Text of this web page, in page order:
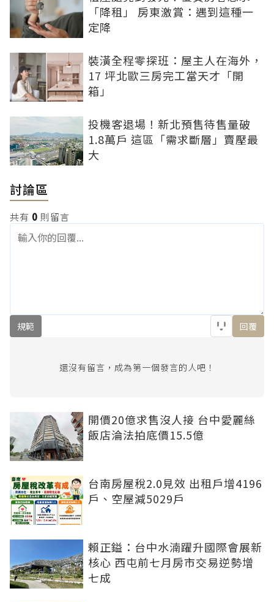
「降租」 房東激賞：遇到這種一
定降
裝潢全程零探班：屋主人在海外，
17 坪北歐三房完工當天才「開
箱」
投機客退場！新北預售待售量破
1.8萬戶 這區「需求斷層」賣壓最
大
討論區
共有 0 則留言
規範 回覆
還沒有留言，成為第一個發言的人吧！
開價20億求售沒人接 台中愛麗絲
飯店淪法拍底價15.5億
台南房屋稅2.0見效 出租戶增4196
戶、空屋減5029戶
賴正鎰：台中水湳躍升國際會展新
核心 西屯前七月房市交易逆勢增
七成